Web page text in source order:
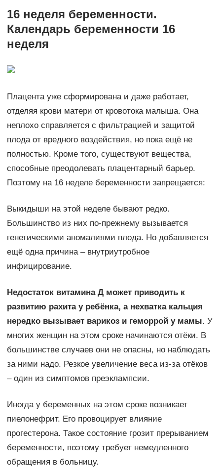
16 неделя беременности.
Календарь беременности 16
неделя
Плацента уже сформирована и даже работает,
отделяя крови матери от кровотока малыша. Она
неплохо справляется с фильтрацией и защитой
плода от вредного воздействия, но пока ещё не
полностью. Кроме того, существуют вещества,
способные преодолевать плацентарный барьер.
Поэтому на 16 неделе беременности запрещается:
Выкидыши на этой неделе бывают редко.
Большинство из них по-прежнему вызывается
генетическими аномалиями плода. Но добавляется
ещё одна причина – внутриутробное
инфицирование.
Недостаток витамина Д может приводить к
развитию рахита у ребёнка, а нехватка кальция
нередко вызывает варикоз и геморрой у мамы. У
многих женщин на этом сроке начинаются отёки. В
большинстве случаев они не опасны, но наблюдать
за ними надо. Резкое увеличение веса из-за отёков
– один из симптомов преэклампсии.
Иногда у беременных на этом сроке возникает
пиелонефрит. Его провоцирует влияние
прогестерона. Такое состояние грозит прерыванием
беременности, поэтому требует немедленного
обращения в больницу.